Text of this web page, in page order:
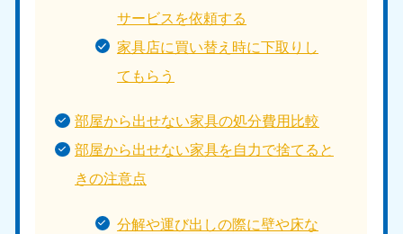
サービスを依頼する
家具店に買い替え時に下取りし
てもらう
部屋から出せない家具の処分費用比較
部屋から出せない家具を自力で捨てると
きの注意点
分解や運び出しの際に壁や床な